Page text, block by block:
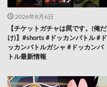
2026年8月6日
【チケットガチャは罠です。(俺だ
け)】#shorts #ドッカンバトル #ド
ッカンバトルガシャ #ドッカンバ
トル最新情報